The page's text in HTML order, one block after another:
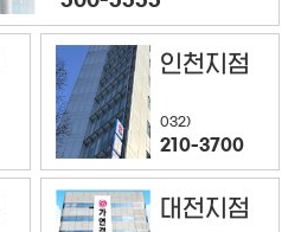
인천지점
032)
210-3700
대전지점